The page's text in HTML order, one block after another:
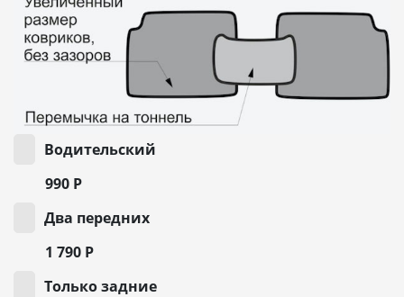
Водительский
990 Р
Два передних
1 790 Р
Только задние